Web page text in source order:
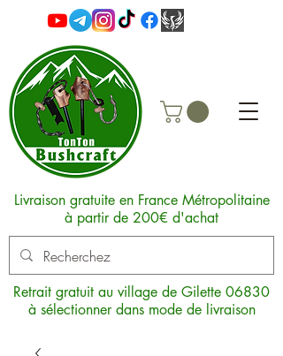
Livraison gratuite en France Métropolitaine
à partir de 200€ d'achat
Retrait gratuit au village de Gilette 06830
à sélectionner dans mode de livraison